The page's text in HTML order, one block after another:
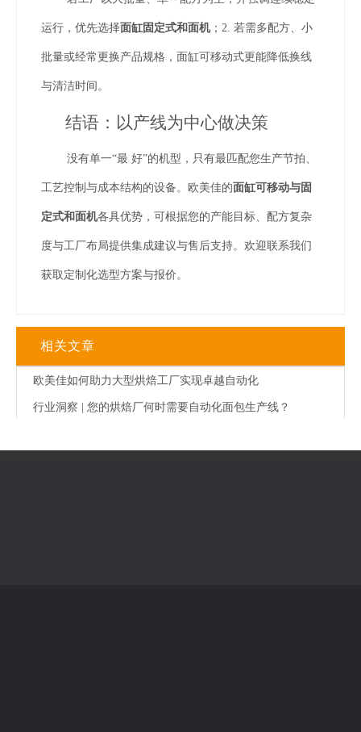
运行，优先选择面缸固定式和面机；2. 若需多配方、小
批量或经常更换产品规格，面缸可移动式更能降低换线
与清洁时间。
结语：以产线为中心做决策
没有单一“最 好”的机型，只有最匹配您生产节拍、
工艺控制与成本结构的设备。欧美佳的面缸可移动与固
定式和面机各具优势，可根据您的产能目标、配方复杂
度与工厂布局提供集成建议与售后支持。欢迎联系我们
获取定制化选型方案与报价。
相关文章
欧美佳如何助力大型烘焙工厂实现卓越自动化
行业洞察 | 您的烘焙厂何时需要自动化面包生产线？